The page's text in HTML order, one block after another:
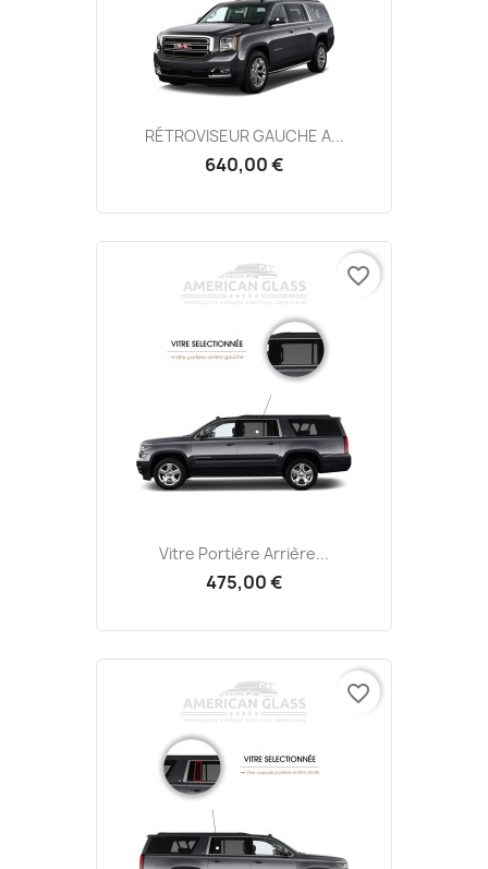
RÉTROVISEUR GAUCHE A...
640,00 €
Vitre Portière Arrière...
475,00 €
favorite_border
favorite_border